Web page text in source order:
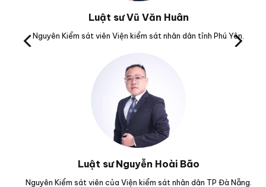
Luật sư Vũ Văn Huân
Nguyên Kiểm sát viên Viện kiểm sát nhân dân tỉnh Phú Yên.
Luật sư Nguyễn Hoài Bão
Nguyên Kiểm sát viên của Viện kiểm sát nhân dân TP Đà Nẵng.